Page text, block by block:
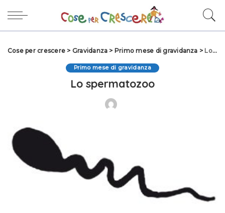
Cose per crescere > Gravidanza > Primo mese di gravidanza > Lo spermatozoo
Primo mese di gravidanza
Lo spermatozoo